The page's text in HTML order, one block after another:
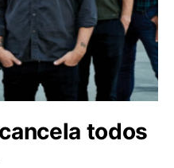
cancela todos